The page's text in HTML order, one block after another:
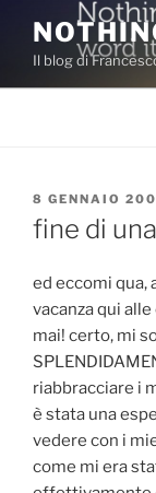
contenuto
Il blog di
PUBBLICATO
IL
8 GENNAIO
fine di
ed eccomi qua,
vacanza qui
mai! certo, mi
riabbracciare i
è stata una
vedere con i
come mi era